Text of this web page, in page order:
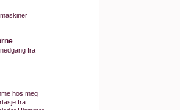
fra
hos meg
fra